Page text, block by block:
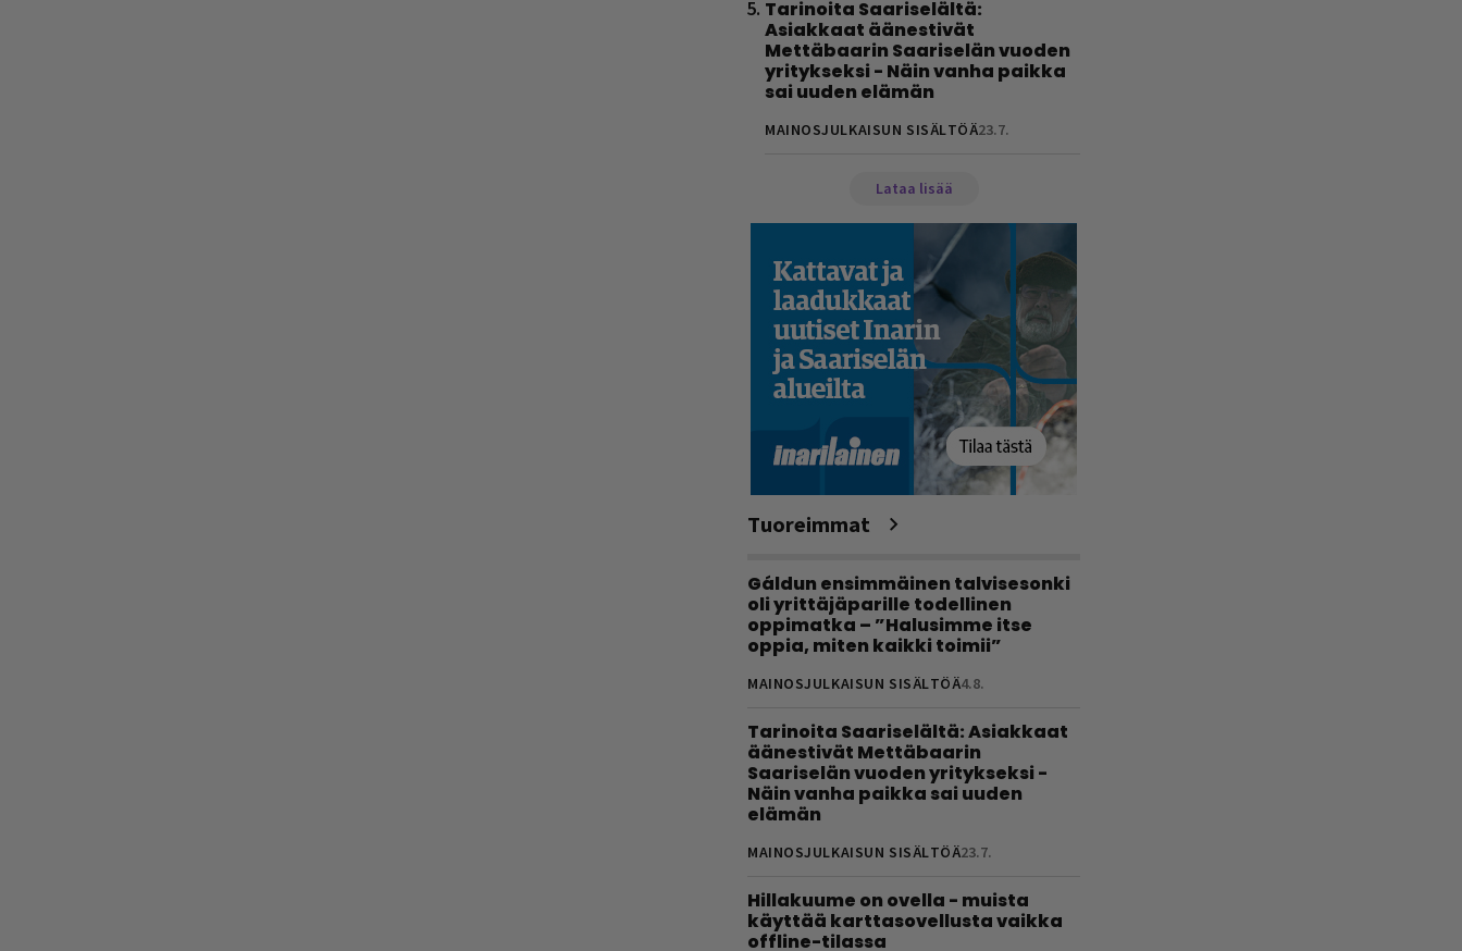
Tarinoita Saariselältä:
Asiakkaat äänestivät
Mettäbaarin Saariselän vuoden
yritykseksi - Näin vanha paikka
sai uuden elämän
MAINOSJULKAISUN SISÄLTÖÄ23.7.
Lataa lisää
Tuoreimmat
Gáldun ensimmäinen talvisesonki
oli yrittäjäparille todellinen
oppimatka – ”Halusimme itse
oppia, miten kaikki toimii”
MAINOSJULKAISUN SISÄLTÖÄ4.8.
Tarinoita Saariselältä: Asiakkaat
äänestivät Mettäbaarin
Saariselän vuoden yritykseksi -
Näin vanha paikka sai uuden
elämän
MAINOSJULKAISUN SISÄLTÖÄ23.7.
Hillakuume on ovella - muista
käyttää karttasovellusta vaikka
offline-tilassa